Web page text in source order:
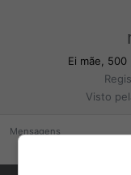
Ei mãe,
Visto
Mensagens